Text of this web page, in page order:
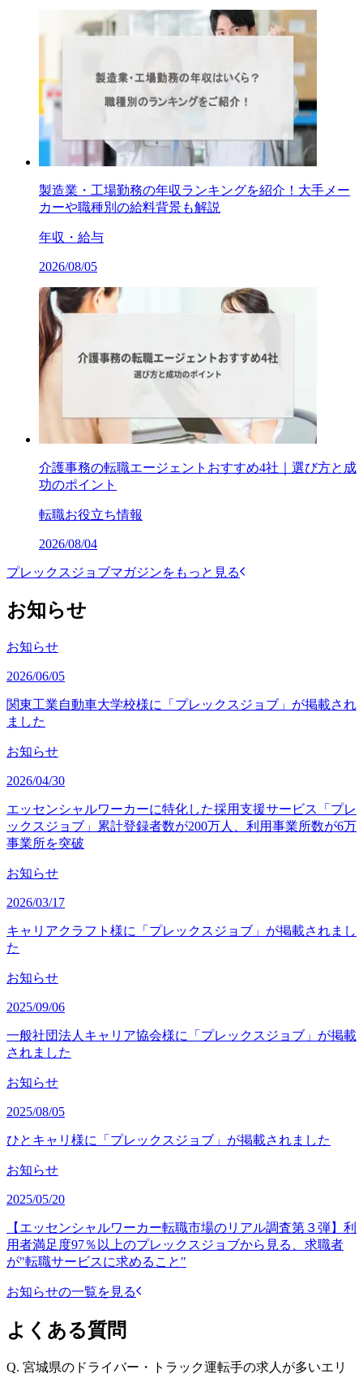
製造業・工場勤務の年収ランキングを紹介！大手メー
カーや職種別の給料背景も解説
年収・給与
2026/08/05
介護事務の転職エージェントおすすめ4社｜選び方と成
功のポイント
転職お役立ち情報
2026/08/04
プレックスジョブマガジンをもっと見る
お知らせ
お知らせ
2026/06/05
関東工業自動車大学校様に「プレックスジョブ」が掲載され
ました
お知らせ
2026/04/30
エッセンシャルワーカーに特化した採用支援サービス「プレ
ックスジョブ」累計登録者数が200万人、利用事業所数が6万
事業所を突破
お知らせ
2026/03/17
キャリアクラフト様に「プレックスジョブ」が掲載されまし
た
お知らせ
2025/09/06
一般社団法人キャリア協会様に「プレックスジョブ」が掲載
されました
お知らせ
2025/08/05
ひとキャリ様に「プレックスジョブ」が掲載されました
お知らせ
2025/05/20
【エッセンシャルワーカー転職市場のリアル調査第３弾】利
用者満足度97％以上のプレックスジョブから見る、求職者
が"転職サービスに求めること"
お知らせの一覧を見る
よくある質問
Q. 宮城県のドライバー・トラック運転手の求人が多いエリ